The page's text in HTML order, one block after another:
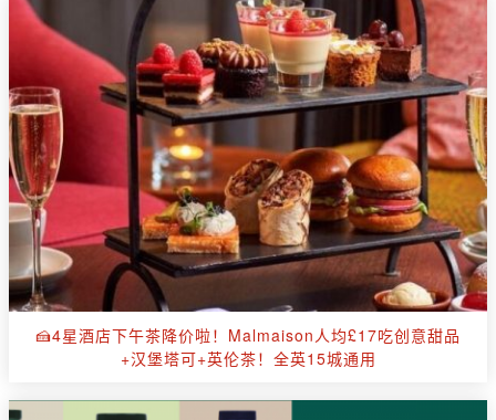
🍰4星酒店下午茶降价啦！Malmaison人均£17吃创意甜品
+汉堡塔可+英伦茶！全英15城通用